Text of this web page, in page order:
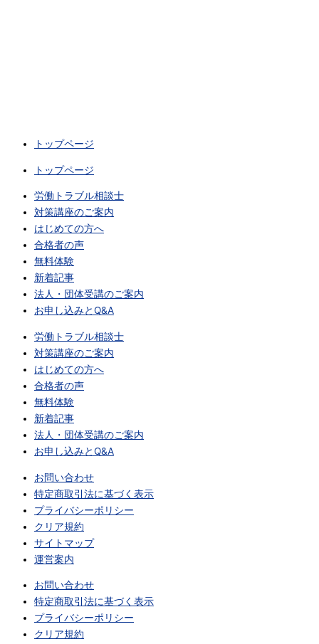
トップページ
トップページ
労働トラブル相談士
対策講座のご案内
はじめての方へ
合格者の声
無料体験
新着記事
法人・団体受講のご案内
お申し込みとQ&A
労働トラブル相談士
対策講座のご案内
はじめての方へ
合格者の声
無料体験
新着記事
法人・団体受講のご案内
お申し込みとQ&A
お問い合わせ
特定商取引法に基づく表示
プライバシーポリシー
クリア規約
サイトマップ
運営案内
お問い合わせ
特定商取引法に基づく表示
プライバシーポリシー
クリア規約